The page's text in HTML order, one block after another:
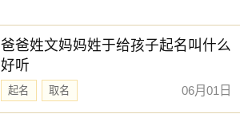
爸爸姓文妈妈姓于给孩子起名叫什么
好听
起名 取名 06月01日